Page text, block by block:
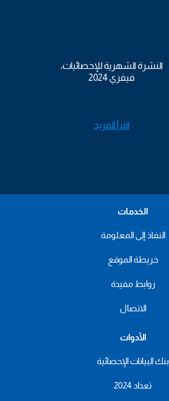
النشرة الشهرية للإحصائيات،
فيفري 2024
اقرأ المزيد
الخدمات
النفاذ إلى المعلومة
خريطة الموقع
روابط مفيدة
الاتصال
الأدوات
بنك البيانات الإحصائية
تعداد 2024